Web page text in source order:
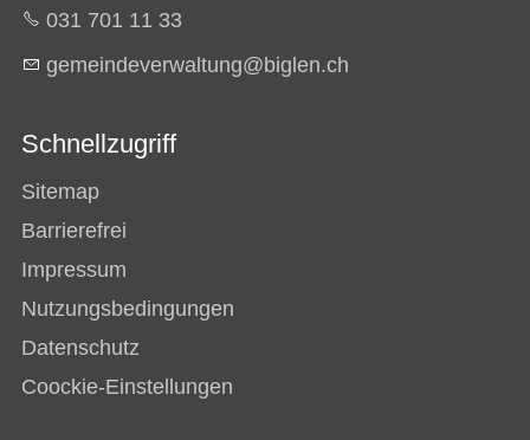
031 701 11 33
g m nd v rw lt ng b gl n ch
Schnellzugriff
Sitemap
Barrierefrei
Impressum
Nutzungsbedingungen
Datenschutz
Coockie-Einstellungen